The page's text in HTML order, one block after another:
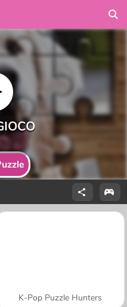
K-Pop Puzzle Hunters